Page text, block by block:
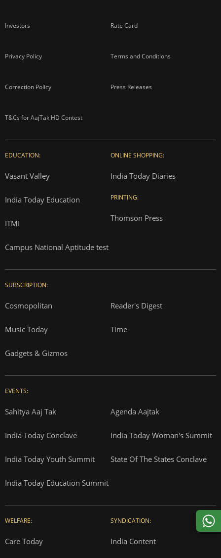
Investors Rate Card
Privacy Policy Terms and Conditions
Correction Policy Press Releases
T&Cs for AajTak HD Contest
EDUCATION:
Vasant Valley
India Today Education
ITMI
Campus National Aptitude test
ONLINE SHOPPING:
India Today Diaries
PRINTING:
Thomson Press
SUBSCRIPTION:
Cosmopolitan Reader's Digest
Music Today Time
Gadgets & Gizmos
EVENTS:
Sahitya Aaj Tak Agenda Aajtak
India Today Conclave India Today Woman's Summit
India Today Youth Summit State Of The States Conclave
India Today Education Summit
WELFARE:
Care Today
SYNDICATION:
India Content